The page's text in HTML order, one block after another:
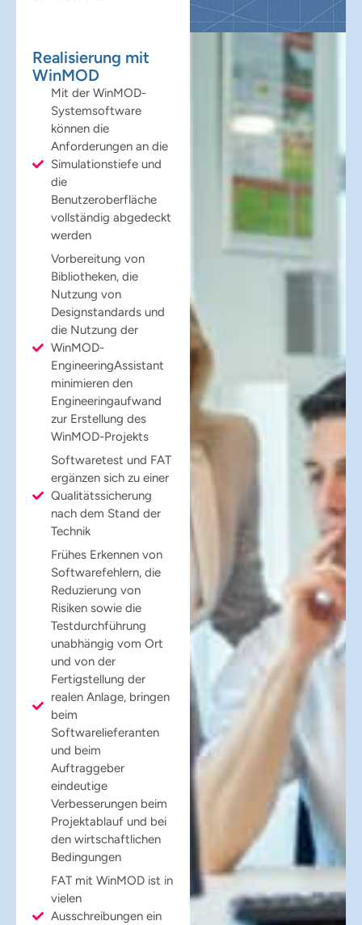
Realisierung mit
WinMOD
Mit der WinMOD-
Systemsoftware
können die
Anforderungen an die
Simulationstiefe und
die
Benutzeroberfläche
vollständig abgedeckt
werden
Vorbereitung von
Bibliotheken, die
Nutzung von
Designstandards und
die Nutzung der
WinMOD-
EngineeringAssistant
minimieren den
Engineeringaufwand
zur Erstellung des
WinMOD-Projekts
Softwaretest und FAT
ergänzen sich zu einer
Qualitätssicherung
nach dem Stand der
Technik
Frühes Erkennen von
Softwarefehlern, die
Reduzierung von
Risiken sowie die
Testdurchführung
unabhängig vom Ort
und von der
Fertigstellung der
realen Anlage, bringen
beim
Softwarelieferanten
und beim
Auftraggeber
eindeutige
Verbesserungen beim
Projektablauf und bei
den wirtschaftlichen
Bedingungen
FAT mit WinMOD ist in
vielen
Ausschreibungen ein